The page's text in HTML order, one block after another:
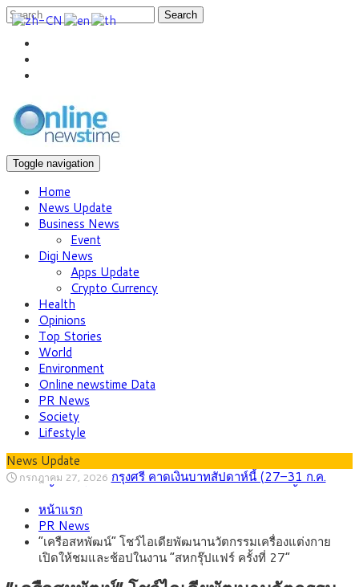
Search
Toggle navigation
Home
News Update
Business News
Event
Digi News
Apps Update
Crypto Currency
Health
Opinions
Top Stories
World
Environment
Online newstime Data
PR News
Society
Lifestyle
News Update
กรกฎาคม 27, 2026 กรุงศรี คาดเงินบาทสัปดาห์นี้ (27–31 ก.ค.
หน้ารถไฟฟ้าสงขลา โมโนเรล 12.54 กม. เชื่อมเมืองหาดใหญ่
สิงหาคม 4, 2026
รายหัวเพียง 2,618 บาท เสนอทบทวนจัดสรรงบให้สอดคล้องภาระ
งานจริง
สิงหาคม 3, 2026
33.00-33.60 ติดตามข้อมูลจ้างงานสหรัฐฯ
สิงหาคม 1, 2026 “เอกนิติ” เปิดเครื่องยนต์เศรษฐกิจใหม่ของไทย
เดินหน้า 5 ยุทธศาสตร์ รื้อโครงสร้างเศรษฐกิจ ดันไทยโตเต็ม
ศักยภาพ
กรกฎาคม 27, 2026 ภัยเงียบใกล้ตัวเด็ก LSD “แสตมป์เมา” ยาเสพ
ติดลายการ์ตูน กรมศุลกากร เตือนผู้ปกครองเฝ้าระวัง หลังยึดล็อต
หน้าแรก
PR News
“เครือสหพัฒน์” โชว์ไอเดียพัฒนานวัตกรรมเครื่องแต่งกาย
เปิดให้ชมและช้อปในงาน “สหกรุ๊ปแฟร์ ครั้งที่ 27”